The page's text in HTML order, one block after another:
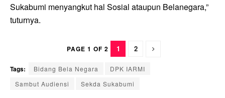
Sukabumi menyangkut hal Sosial ataupun Belanegara,”
tuturnya.
PAGE 1 OF 2 1 2
Tags: Bidang Bela Negara
DPK IARMI
Sambut Audiensi
Sekda Sukabumi